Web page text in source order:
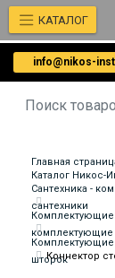
info@nikos-
КАТАЛОГ
Главная
Каталог Никос-
Сантехника -
сантехники
Комплектующие
Комплектующие
шторок
Коннектор